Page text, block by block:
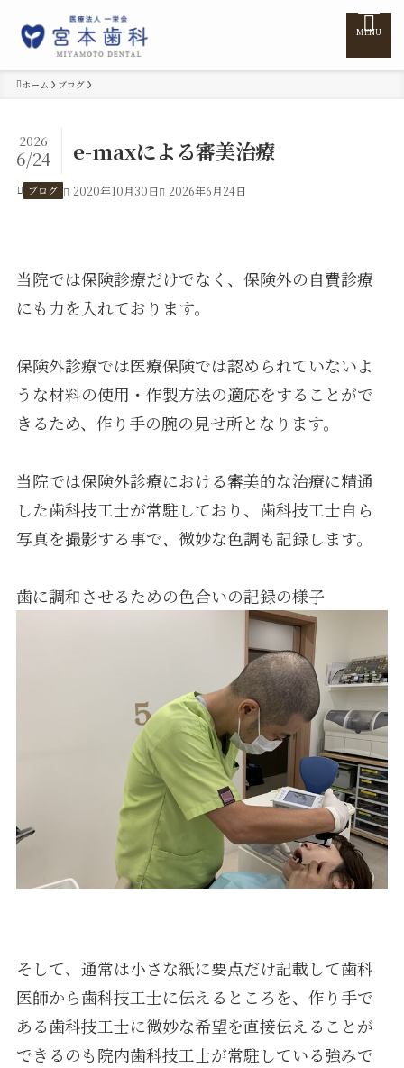
診療案内
料金表
MENU
ホーム ブログ
e-maxによる審美治療
2026
6/24
ブログ 2020年10月30日 2026年6月24日
当院では保険診療だけでなく、保険外の自費診療
にも力を入れております。
保険外診療では医療保険では認められていないよ
うな材料の使用・作製方法の適応をすることがで
きるため、作り手の腕の見せ所となります。
当院では保険外診療における審美的な治療に精通
した歯科技工士が常駐しており、歯科技工士自ら
写真を撮影する事で、微妙な色調も記録します。
歯に調和させるための色合いの記録の様子
そして、通常は小さな紙に要点だけ記載して歯科
医師から歯科技工士に伝えるところを、作り手で
ある歯科技工士に微妙な希望を直接伝えることが
できるのも院内歯科技工士が常駐している強みで